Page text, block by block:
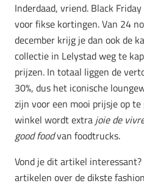
Inderdaad, vriend. Black
voor fikse kortingen. Van 24
december krijg je dan ook de
collectie in Lelystad weg te
prijzen. In totaal liggen de
30%, dus het iconische
zijn voor een mooi prijsje op
winkel wordt extra joie de
good foodvan foodtrucks.
Vond je dit artikel interessant?
artikelen over de dikste